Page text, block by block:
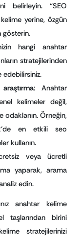
belirleyin. “SEO
yerine, özgün
gösterin.
hangi anahtar
stratejilerinden
edebilirsiniz.
: Anahtar
kelimeler değil,
odaklanın. Örneğin,
en etkili seo
kullanın.
veya ücretli
yaparak, arama
edin.
anahtar kelime
taşlarından birini
stratejilerinizi